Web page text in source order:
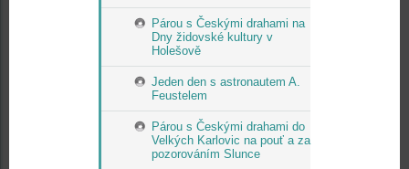
Párou s Českými drahami na
Dny židovské kultury v
Holešově
Jeden den s astronautem A.
Feustelem
Párou s Českými drahami do
Velkých Karlovic na pouť a za
pozorováním Slunce